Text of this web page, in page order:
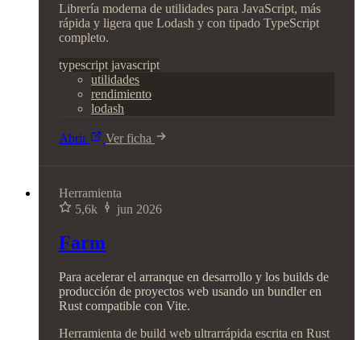
Librería moderna de utilidades para JavaScript, más
rápida y ligera que Lodash y con tipado TypeScript
completo.
typescript javascript
utilidades
rendimiento
lodash
Abrir Ver ficha
Herramienta
5,6k
jun 2026
Farm
Para acelerar el arranque en desarrollo y los builds de
producción de proyectos web usando un bundler en
Rust compatible con Vite.
Herramienta de build web ultrarrápida escrita en Rust